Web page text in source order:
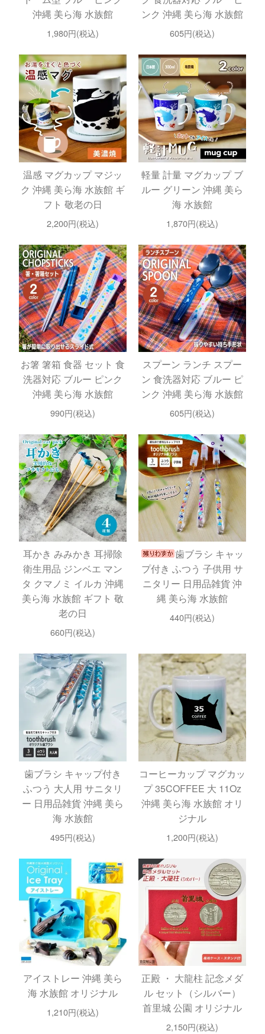
沖縄 美ら海 水族館
1,980円(税込)
ンク 沖縄 美ら海 水族館
605円(税込)
温感 マグカップ マジッ
ク 沖縄 美ら海 水族館 ギ
フト 敬老の日
2,200円(税込)
軽量 計量 マグカップ ブ
ルー グリーン 沖縄 美ら
海 水族館
1,870円(税込)
お箸 箸箱 食器 セット 食
洗器対応 ブルー ピンク
沖縄 美ら海 水族館
990円(税込)
スプーン ランチ スプー
ン 食洗器対応 ブルー ピ
ンク 沖縄 美ら海 水族館
605円(税込)
耳かき みみかき 耳掃除
衛生用品 ジンベエ マン
タ クマノミ イルカ 沖縄
美ら海 水族館 ギフト 敬
老の日
660円(税込)
歯ブラシ キャッ
プ付き ふつう 子供用 サ
ニタリー 日用品雑貨 沖
縄 美ら海 水族館
440円(税込)
歯ブラシ キャップ付き
ふつう 大人用 サニタリ
ー 日用品雑貨 沖縄 美ら
海 水族館
495円(税込)
コーヒーカップ マグカッ
プ 35COFFEE 大 11Oz
沖縄 美ら海 水族館 オリ
ジナル
1,200円(税込)
アイストレー 沖縄 美ら
海 水族館 オリジナル
1,210円(税込)
正殿 ・ 大龍柱 記念メダ
ル セット（シルバー）
首里城 公園 オリジナル
2,150円(税込)